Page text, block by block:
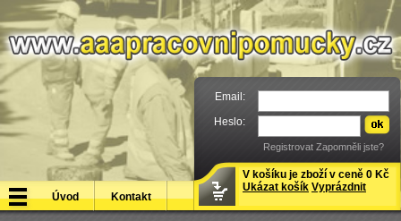
Úvod Kontakt
Email:
Heslo:
Registrovat Zapomněli jste?
V košíku je zboží v ceně 0 Kč
Ukázat košík Vyprázdnit